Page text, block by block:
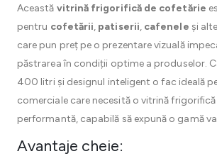
Această vitrină frigorifică de cofetărie
pentru cofetării, patiserii, cafenele și
care pun preț pe o prezentare vizuală
păstrarea în condiții optime a produselor.
400 litri și designul inteligent o fac ideală
comerciale care necesită o vitrină
performantă, capabilă să expună o gamă
Avantaje cheie: